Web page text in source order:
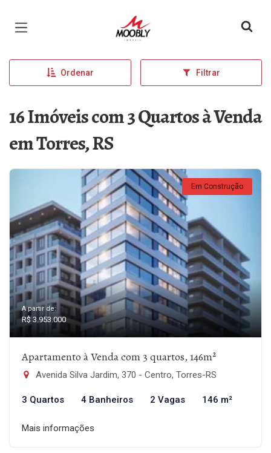
Página inicial
Ordenar Filtrar
16 Imóveis com 3 Quartos à Venda
em Torres, RS
Em Construção
A partir de:
R$ 3.953.000
Apartamento à Venda com 3 quartos, 146m²
Avenida Silva Jardim, 370 - Centro, Torres-RS
3 Quartos 4 Banheiros 2 Vagas 146 m²
Mais informações